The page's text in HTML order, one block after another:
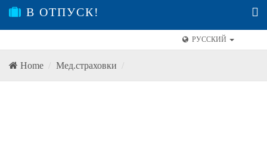
В ОТПУСК!
РУССКИЙ
Home Мед.страховки